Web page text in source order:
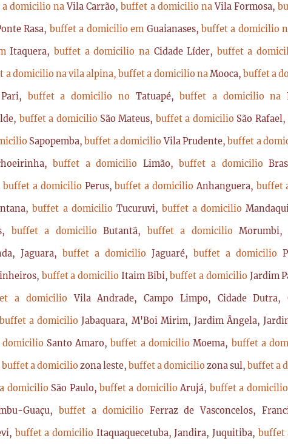
domicilio naVila Carrão,buffet a domicilio naVila Formosa,
Rasa, buffet a domicilio em Guaianases,buffet a domicilio
Itaquera,buffet a domicilio na Cidade Líder, buffet a
a domicilio na vila alpina, buffet a domicilio naMooca,buffet a
Pari, buffet a domicilio no Tatuapé,buffet a domicilio na
buffet a domicilio São Mateus, buffet a domicilio São Rafael,
Sapopemba,buffet a domicilioVila Prudente,buffet a
buffet a domicilio Limão,buffet a domicilio
buffet a domicilio Perus,buffet a domicilioAnhanguera, buffet
buffet a domicilio Tucuruvi, buffet a domicilio
buffet a domicilioButantã, buffet a domicilioMorumbi,
Jaguara, buffet a domicilio Jaguaré, buffet a domicilio
buffet a domicilio Itaim Bibi,buffet a domicilio Jardim
a domicilioVila Andrade, Campo Limpo, Cidade Dutra,
buffet a domicilioJabaquara, M'Boi Mirim, Jardim Ângela,
Santo Amaro,buffet a domicilioMoema, buffet a
buffet a domicilio zona leste, buffet a domiciliozona sul,buffet a
domicilio São Paulo,buffet a domicilioArujá, buffet a
Guaçu,buffet a domicilio Ferraz de Vasconcelos,
buffet a domicilio Itaquaquecetuba, Jandira, Juquitiba, buffet